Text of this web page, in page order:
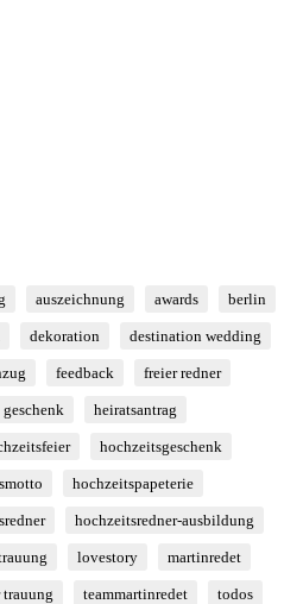
auszeichnung awards berlin
dekoration destination wedding
feedback freier redner
geschenk heiratsantrag
hochzeitsgeschenk
hochzeitspapeterie
hochzeitsredner-ausbildung
lovestory martinredet
trauung teammartinredet todos